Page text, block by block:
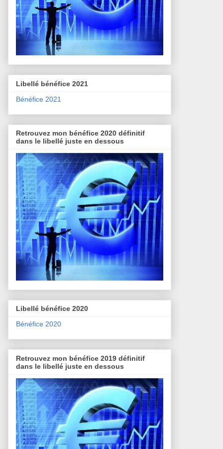
Libellé bénéfice 2021
Bénéfice 2021
Retrouvez mon bénéfice 2020 définitif
dans le libellé juste en dessous
Libellé bénéfice 2020
Bénéfice 2020
Retrouvez mon bénéfice 2019 définitif
dans le libellé juste en dessous